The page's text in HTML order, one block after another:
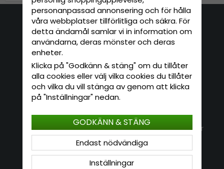
Kontakta oss
E-mail: info@hatshop.se
Tel: 031-320 22 00
Kundservice
Jag vill göra en retur
Köpvillkor
Logga in
Information
Om Hatshop.se
Populära sökningar
Nyhetsbrev
Om cookies
personanpassad annonsering och för hålla
våra webbplatser tillförlitliga och säkra. För
detta ändamål samlar vi in information om
användarna, deras mönster och deras
enheter.
Klicka på "Godkänn & stäng" om du tillåter
alla cookies eller välj vilka cookies du tillåter
och vilka du vill stänga av genom att klicka
på "Inställningar" nedan.
Inställningar
Endast nödvändiga
GODKÄNN & STÄNG